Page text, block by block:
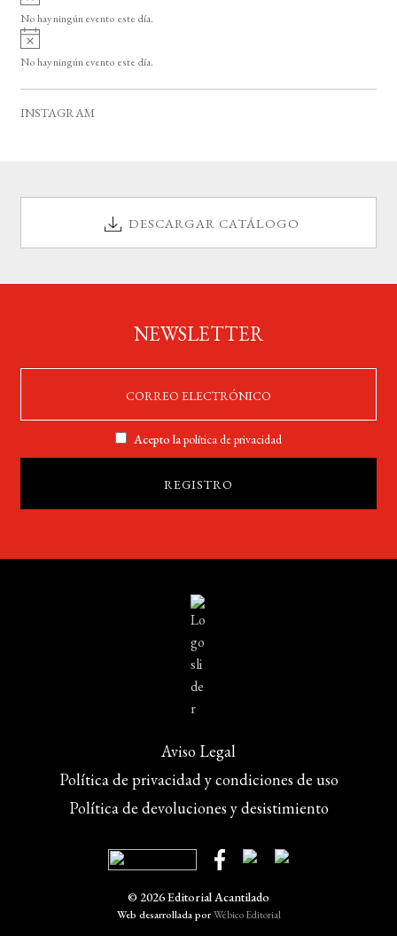
o
v
i
o
No hay ningún evento este día.
A
v
i
s
No hay ningún evento este día.
INSTAGRAM
DESCARGAR CATÁLOGO
NEWSLETTER
Acepto lapolítica de privacidad
Aviso Legal
Política de privacidad y condiciones de uso
Política de devoluciones y desistimiento
© 2026 Editorial Acantilado
Web desarrollada porWébico Editorial